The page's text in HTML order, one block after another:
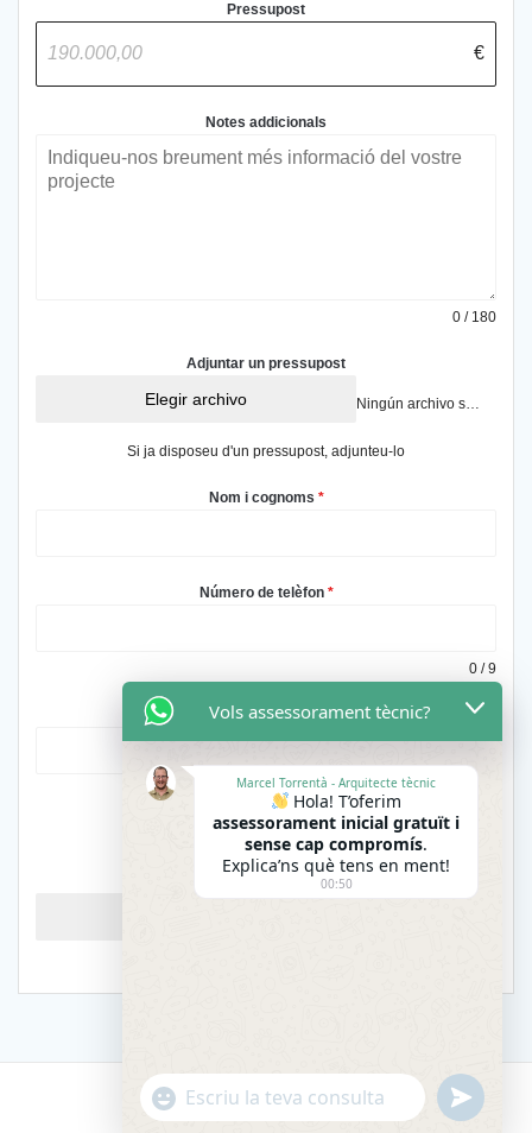
Pressupost
€
Notes addicionals
0 / 180
Adjuntar un pressupost
Elegir archivo Ningún archivo seleccionado
Si ja disposeu d'un pressupost, adjunteu-lo
Nom i cognoms *
Número de telèfon *
0 / 9
Direcció de correu electrònic*
Vols assessorament tècnic?
Marcel Torrentà - Arquitecte tècnic
Hola! T’oferim
assessorament inicial gratuït i
sense cap compromís.
Explica’ns què tens en ment!
00:50
"+chaty_settings.lang.emoji_picker+"
WhatsApp
undefined